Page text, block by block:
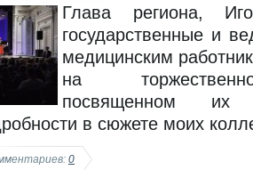
Глава региона,
государственные и
медицинским
на
посвященном их
в сюжете моих
0